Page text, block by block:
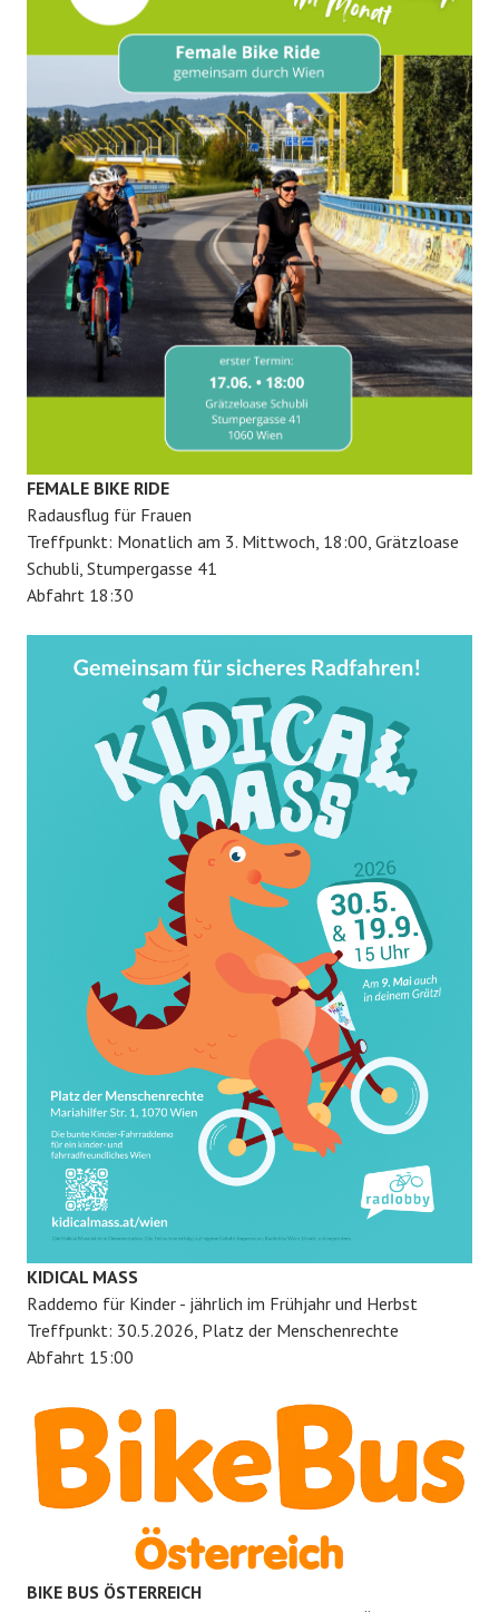
FEMALE BIKE RIDE
Radausflug für Frauen
Treffpunkt: Monatlich am 3. Mittwoch, 18:00, Grätzloase
Schubli, Stumpergasse 41
Abfahrt 18:30
KIDICAL MASS
Raddemo für Kinder - jährlich im Frühjahr und Herbst
Treffpunkt: 30.5.2026, Platz der Menschenrechte
Abfahrt 15:00
BIKE BUS ÖSTERREICH